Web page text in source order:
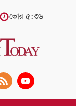
ভোর ৫:৩৬